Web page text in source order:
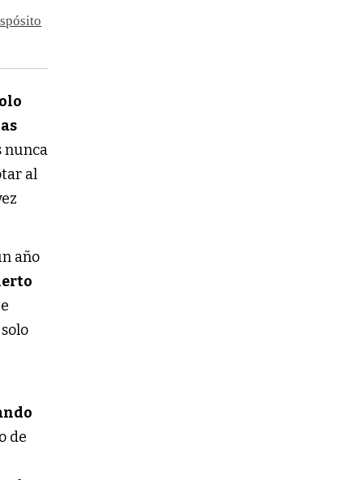
nunca
al
año
de